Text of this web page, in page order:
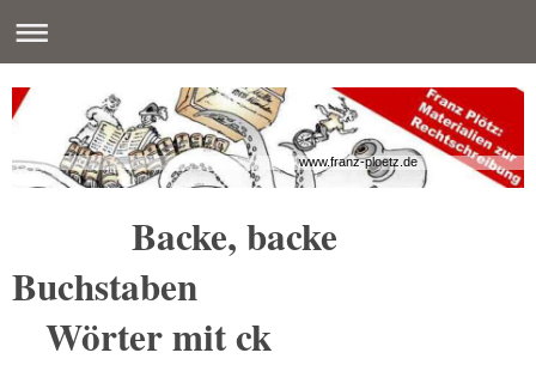
www.franz-ploetz.de
Backe, backe
Buchstaben
Wörter mit ck